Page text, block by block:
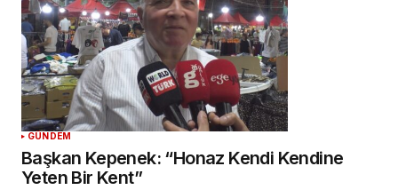
GÜNDEM
Başkan Kepenek: “Honaz Kendi Kendine
Yeten Bir Kent”